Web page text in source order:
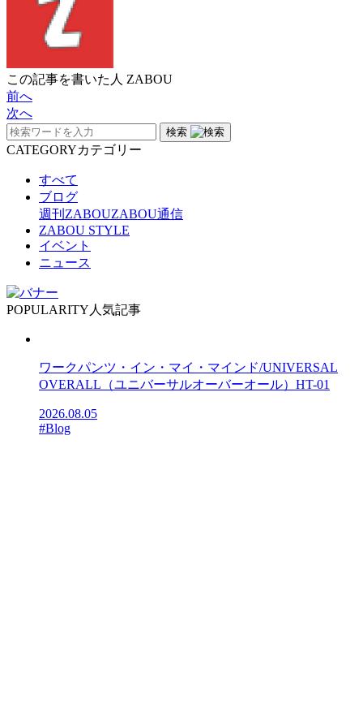
この記事を書いた人 ZABOU
前へ
次へ
検索
CATEGORYカテゴリー
すべて
ブログ
週刊ZABOUZABOU通信
ZABOU STYLE
イベント
ニュース
POPULARITY 人気記事
ワークパンツ・イン・マイ・マインド/UNIVERSAL
OVERALL（ユニバーサルオーバーオール）HT-01
2026.08.05
#Blog